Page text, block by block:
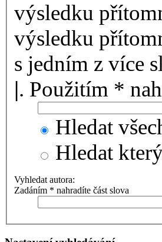
výsledku
výsledku
s jedním z více
|. Použitím *
Hledat
Hledat
Vyhledat autora:
Zadáním * nahradíte část slova